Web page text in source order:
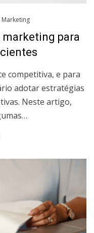
Marketing
para
competitiva, e para
adotar estratégias
Neste artigo,